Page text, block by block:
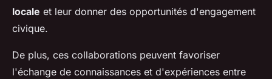
locale et leur donner des opportunités d'engagement
civique.
De plus, ces collaborations peuvent favoriser
l'échange de connaissances et d'expériences entre